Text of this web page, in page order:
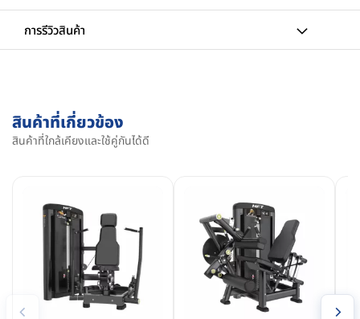
การรีวิวสินค้า
สินค้าที่เกี่ยวข้อง
สินค้าที่ใกล้เคียงและใช้คู่กันได้ดี
‹ ›